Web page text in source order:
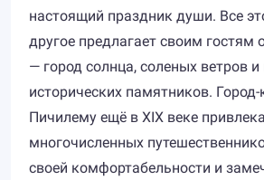
настоящий праздник души. Все
другое предлагает своим гостям
— город солнца, соленых ветров и
исторических памятников. Город-
Пичилему ещё в XIX веке
многочисленных
своей комфортабельности и